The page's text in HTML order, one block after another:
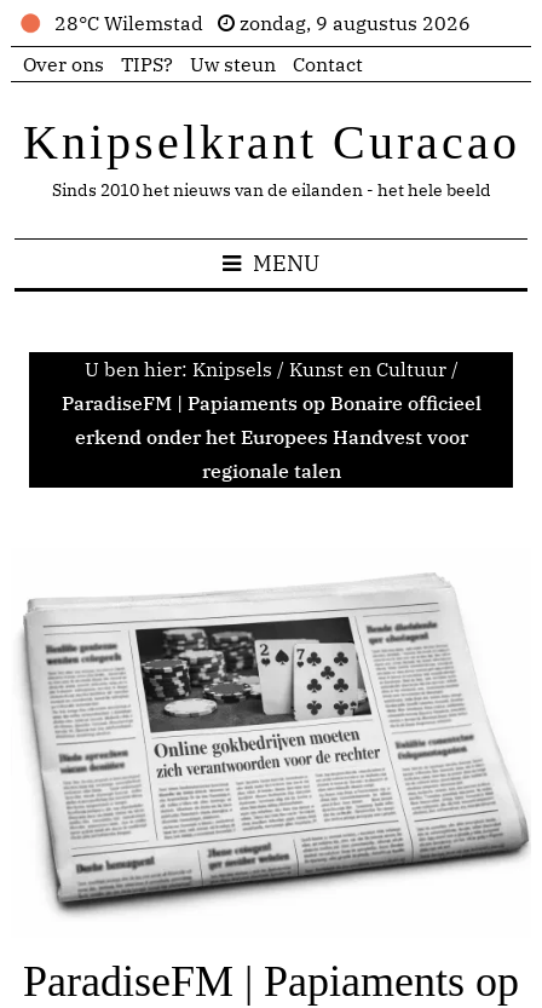
28°C Wilemstad
zondag, 9 augustus 2026
Over ons
TIPS? Uw steun Contact
Knipselkrant Curacao
Sinds 2010 het nieuws van de eilanden - het hele beeld
MENU
U ben hier: Knipsels / Kunst en Cultuur /
ParadiseFM | Papiaments op Bonaire officieel
erkend onder het Europees Handvest voor
regionale talen
ParadiseFM | Papiaments op